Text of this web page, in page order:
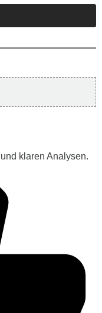
klaren Analysen.